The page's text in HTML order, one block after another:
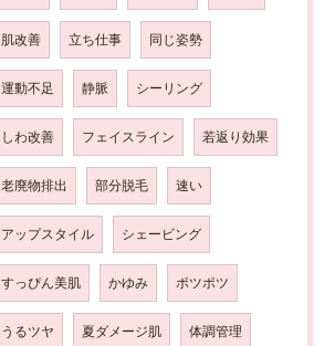
肌改善 立ち仕事 同じ姿勢
運動不足 静脈 シーリング
しわ改善 フェイスライン 若返り効果
老廃物排出 部分脱毛 速い
アップスタイル シェービング
すっぴん美肌 かゆみ ポツポツ
うるツヤ 夏ダメージ肌 体調管理